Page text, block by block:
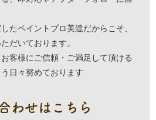
たペイントプロ美達だからこそ、
だいております。
客様にご信頼・ご満足して頂ける
日々努めております
わせはこちら